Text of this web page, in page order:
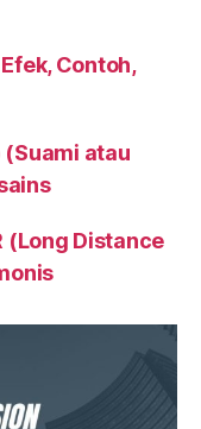
Contoh,
(Suami atau
(Long Distance